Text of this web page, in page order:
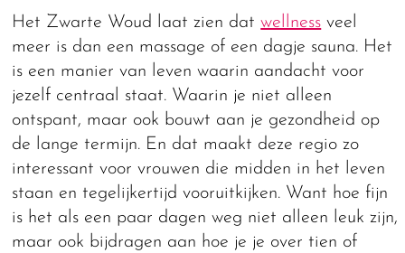
Het Zwarte Woud laat zien datwellness veel
meer is dan een massage of een dagje sauna. Het
is een manier van leven waarin aandacht voor
jezelf centraal staat. Waarin je niet alleen
ontspant, maar ook bouwt aan je gezondheid op
de lange termijn. En dat maakt deze regio zo
interessant voor vrouwen die midden in het leven
staan en tegelijkertijd vooruitkijken. Want hoe fijn
is het als een paar dagen weg niet alleen leuk zijn,
maar ook bijdragen aan hoe je je over tien of